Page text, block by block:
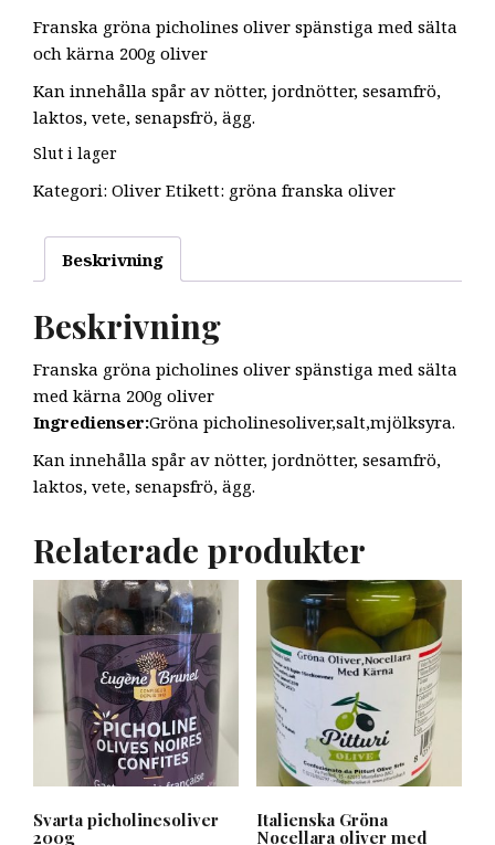
Franska gröna picholines oliver spänstiga med sälta
och kärna 200g oliver
Kan innehålla spår av nötter, jordnötter, sesamfrö,
laktos, vete, senapsfrö, ägg.
Slut i lager
Kategori: Oliver Etikett: gröna franska oliver
Beskrivning
Beskrivning
Franska gröna picholines oliver spänstiga med sälta
med kärna 200g oliver
Ingredienser:Gröna picholinesoliver,salt,mjölksyra.
Kan innehålla spår av nötter, jordnötter, sesamfrö,
laktos, vete, senapsfrö, ägg.
Relaterade produkter
Svarta picholinesoliver
200g
Italienska Gröna
Nocellara oliver med